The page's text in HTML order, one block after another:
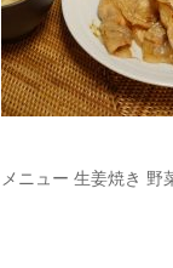
メニュー 生姜焼き